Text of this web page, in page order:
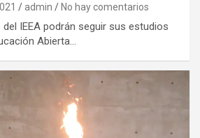
admin No hay comentarios
IEEA podrán seguir sus estudios
Abierta…